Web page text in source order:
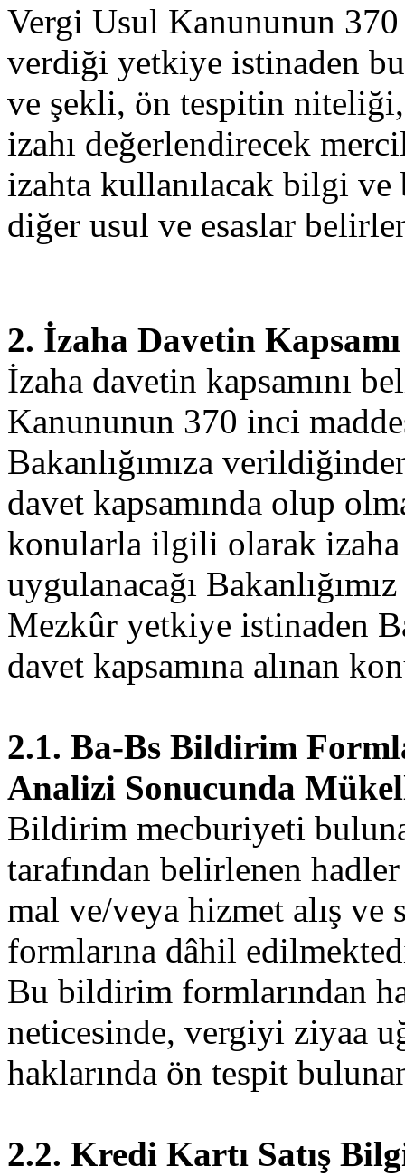
Vergi Usul Kanununun 370
verdiği yetkiye istinaden
ve şekli, ön tespitin
izahı değerlendirecek
izahta kullanılacak bilgi
diğer usul ve esaslar
2. İzaha Davetin Kapsamı
İzaha davetin kapsamını
Kanununun 370 inci
Bakanlığımıza
davet kapsamında olup
konularla ilgili olarak izaha
uygulanacağı
Mezkûr yetkiye istinaden
davet kapsamına alınan
2.1. Ba-Bs Bildirim
Analizi Sonucunda
Bildirim mecburiyeti
tarafından belirlenen
mal ve/veya hizmet alış ve
formlarına dâhil
Bu bildirim formlarından
neticesinde, vergiyi ziyaa
haklarında ön tespit
2.2. Kredi Kartı Satış